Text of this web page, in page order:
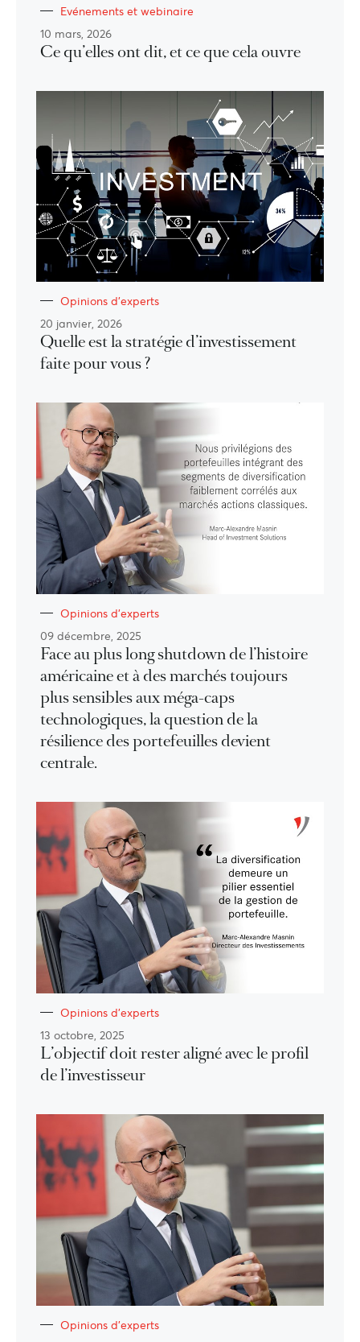
Evénements et webinaire
10 mars, 2026
Ce qu’elles ont dit, et ce que cela ouvre
Opinions d'experts
20 janvier, 2026
Quelle est la stratégie d’investissement
faite pour vous ?
Opinions d'experts
09 décembre, 2025
Face au plus long shutdown de l’histoire
américaine et à des marchés toujours
plus sensibles aux méga-caps
technologiques, la question de la
résilience des portefeuilles devient
centrale.
Opinions d'experts
13 octobre, 2025
L’objectif doit rester aligné avec le profil
de l’investisseur
Opinions d'experts